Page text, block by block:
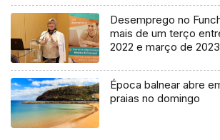
Desemprego no
mais de um terço
2022 e março de
Época balnear abre
praias no domingo